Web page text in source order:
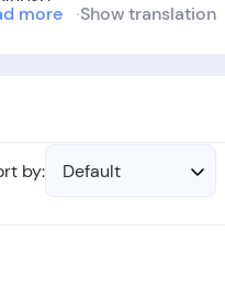
more Show translation
by: Default